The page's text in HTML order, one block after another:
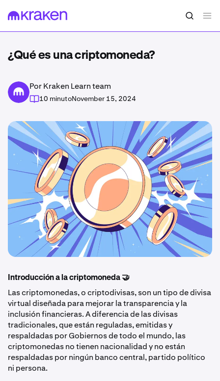
¿Qué es una criptomoneda?
Por Kraken Learn team
10 minutoNovember 15, 2024
Introducción a la criptomoneda 🤝
Las criptomonedas, o criptodivisas, son un tipo de divisa
virtual diseñada para mejorar la transparencia y la
inclusión financieras. A diferencia de las divisas
tradicionales, que están reguladas, emitidas y
respaldadas por Gobiernos de todo el mundo, las
criptomonedas no tienen nacionalidad y no están
respaldadas por ningún banco central, partido político
ni persona.